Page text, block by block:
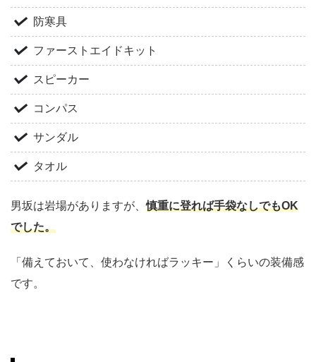
防寒具
ファーストエイドキット
スピーカー
コンパス
サンダル
タオル
男坂は岩場がありますが、慎重に登れば手袋なしでもOK
でした。
「備えておいて、使わなければラッキー」くらいの装備感
です。